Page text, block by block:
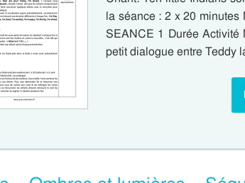
la séance : 2 x 20 minutes
SEANCE 1 Durée
petit dialogue entre Teddy